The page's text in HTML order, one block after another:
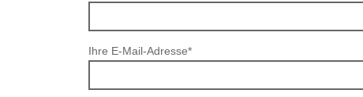
Ihre E-Mail-Adresse*